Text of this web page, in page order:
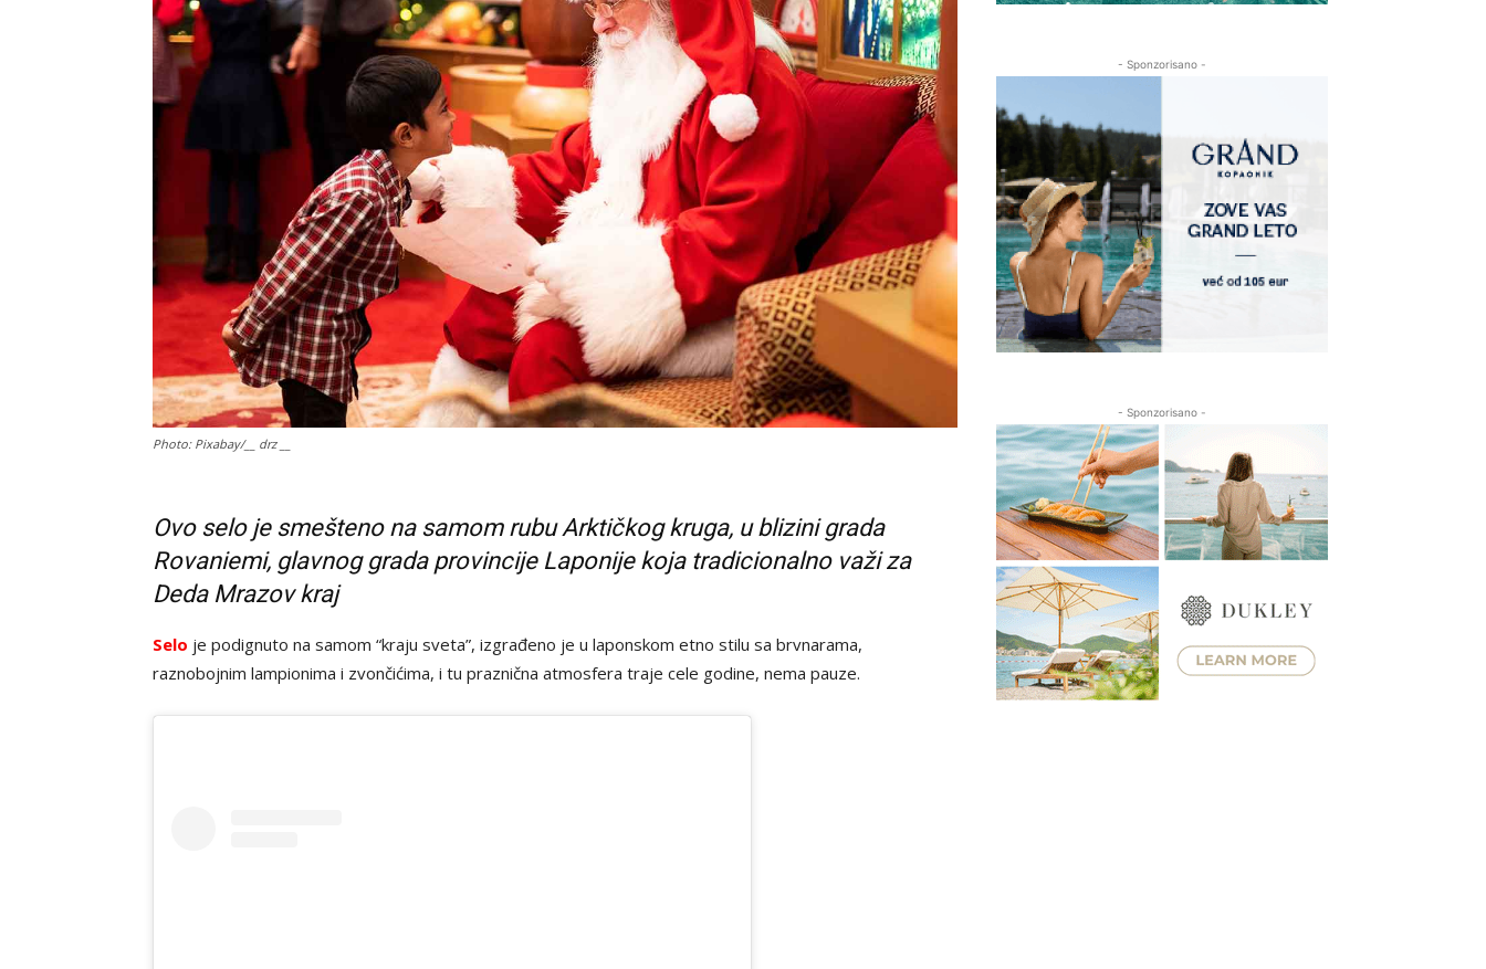
Photo: Pixabay/__ drz __
Ovo selo je smešteno na samom rubu Arktičkog kruga, u blizini grada
Rovaniemi, glavnog grada provincije Laponije koja tradicionalno važi za
Deda Mrazov kraj
Selo je podignuto na samom “kraju sveta”, izgrađeno je u laponskom etno stilu sa brvnarama,
raznobojnim lampionima i zvončićima, i tu praznična atmosfera traje cele godine, nema pauze.
- Sponzorisano -
- Sponzorisano -